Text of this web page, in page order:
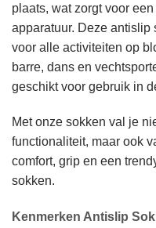
plaats, wat zorgt voor
apparatuur. Deze
voor alle activiteiten op
barre, dans en
geschikt voor gebruik in
Met onze sokken val je
functionaliteit, maar ook
comfort, grip en een
sokken.
Kenmerken Antislip